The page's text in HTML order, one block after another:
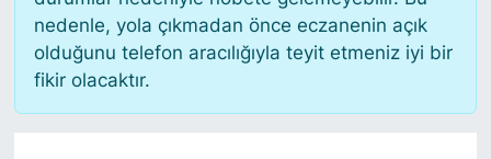
nedenle, yola çıkmadan önce eczanenin açık
olduğunu telefon aracılığıyla teyit etmeniz iyi bir
fikir olacaktır.